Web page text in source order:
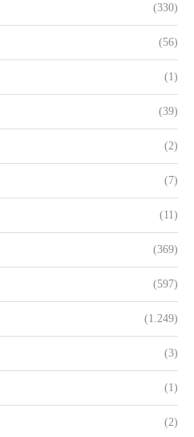
(330)
(56)
(1)
(39)
(2)
(7)
(11)
(369)
(597)
(1.249)
(3)
(1)
(2)